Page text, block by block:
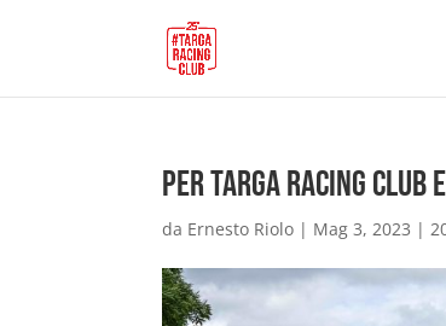
Per Targa Racing Club
da Ernesto Riolo | Mag 3, 2023 |